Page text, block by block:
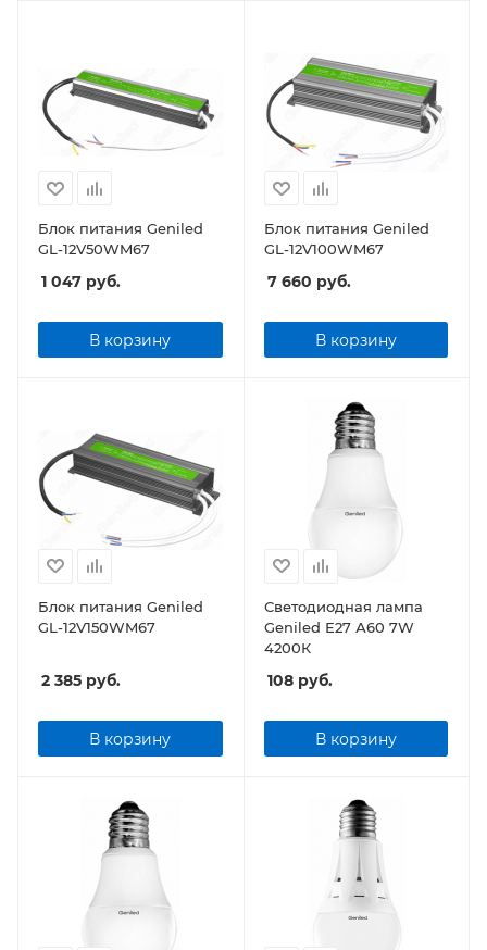
Блок питания Geniled
GL-12V50WM67
1 047 руб.
В корзину
Блок питания Geniled
GL-12V100WM67
7 660 руб.
В корзину
Блок питания Geniled
GL-12V150WM67
2 385 руб.
В корзину
Светодиодная лампа
Geniled Е27 А60 7W
4200К
108руб.
В корзину